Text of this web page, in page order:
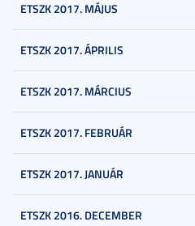
ETSZK 2017. MÁJUS
ETSZK 2017. ÁPRILIS
ETSZK 2017. MÁRCIUS
ETSZK 2017. FEBRUÁR
ETSZK 2017. JANUÁR
ETSZK 2016. DECEMBER